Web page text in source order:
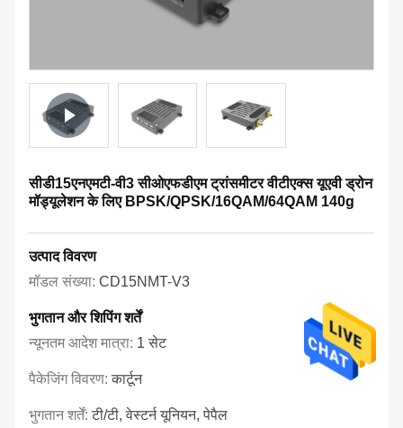
सीडी15एनएमटी-वी3 सीओएफडीएम ट्रांसमीटर वीटीएक्स यूएवी ड्रोन
मॉड्यूलेशन के लिए BPSK/QPSK/16QAM/64QAM 140g
उत्पाद विवरण
मॉडल संख्या: CD15NMT-V3
भुगतान और शिपिंग शर्तें
न्यूनतम आदेश मात्रा: 1 सेट
पैकेजिंग विवरण:कार्टून
भुगतान शर्तें:टी/टी, वेस्टर्न यूनियन, पेपैल